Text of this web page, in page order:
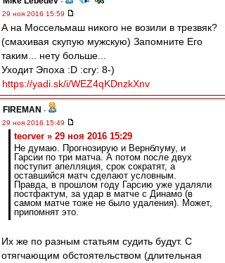
29 ноя 2016 15:59
А на Моссельмаш никого не возили в трезвяк?
(смахивая скупую мужскую) Запомните Его
таким... нету больше...
Уходит Эпоха :D :cry: 8-)
https://yadi.sk/i/WEZ4qKDnzkXnv
FIREMAN -
29 ноя 2016 15:49
teorver » 29 ноя 2016 15:29
Не думаю. Прогнозирую и Вернблуму, и
Гарсии по три матча. А потом после двух
поступит апелляция, срок сократят, а
оставшийся матч сделают условным.
Правда, в прошлом году Гарсию уже удаляли
постфактум, за удар в матче с Динамо (в
самом матче тоже не было удаления). Может,
припомнят это.
Их же по разным статьям судить будут. С
отягчающим обстоятельством (длительная